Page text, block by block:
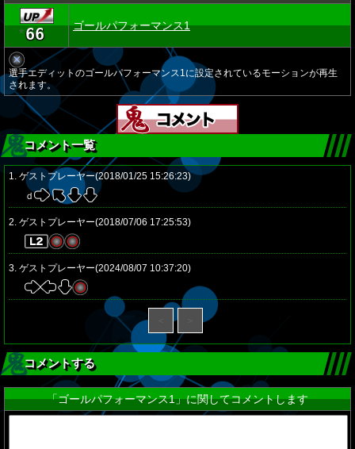
★66 ゴールパフォーマンス1
選手エディットのゴールパフォーマンス1に設定されているモーションが再生
されます。
コメント一覧
1. ゲストプレーヤー(2018/01/25 15:26:23)
ｄ
2. ゲストプレーヤー(2018/07/06 17:25:53)
3. ゲストプレーヤー(2024/08/07 10:37:20)
コメントする
「ゴールパフォーマンス1」に関してコメントします